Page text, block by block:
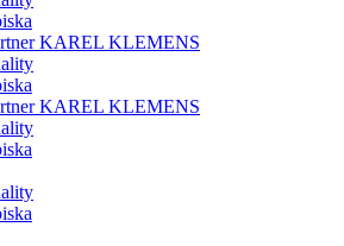
KAREL KLEMENS
KAREL KLEMENS